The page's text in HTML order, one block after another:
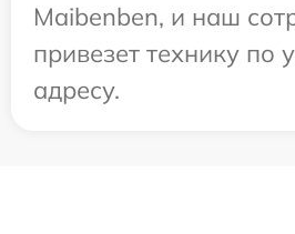
Maibenben, и наш
привезет технику по
адресу.